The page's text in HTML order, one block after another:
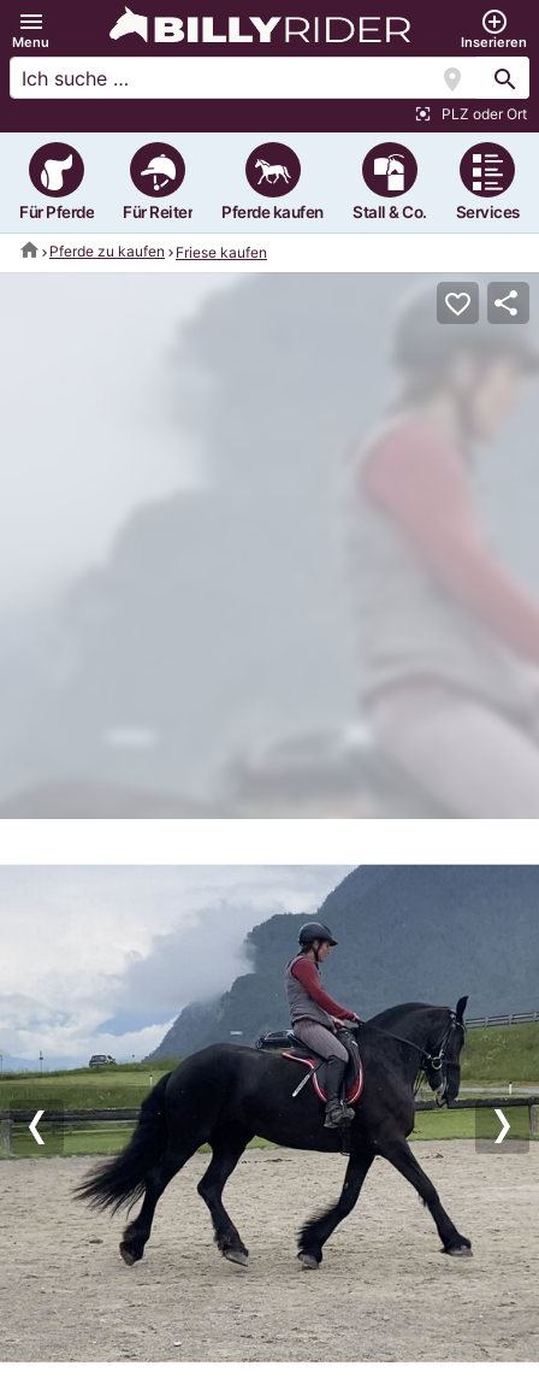
menu
Menu
add_circle_outline
Inserieren
location_on search
center_focus_strong PLZ oder Ort
Für Pferde Für Reiter Pferde kaufen Stall & Co. Services
home Pferde zu kaufen Friese kaufen
Previous
favorite_border share